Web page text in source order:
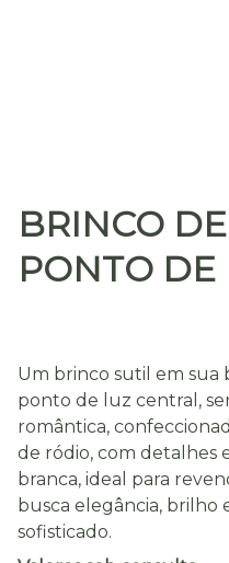
BRINCO
PONTO DE
Um brinco sutil em sua
ponto de luz central,
romântica,
de ródio, com detalhes
branca, ideal para
busca elegância, brilho
sofisticado.